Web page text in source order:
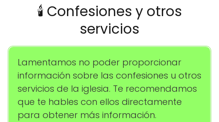
🕯️ Confesiones y otros
servicios
Lamentamos no poder proporcionar
información sobre las confesiones u otros
servicios de la iglesia. Te recomendamos
que te hables con ellos directamente
para obtener más información.